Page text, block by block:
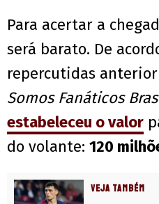
Para acertar a
será barato. De
repercutidas
Somos Fanáticos
estabeleceu o valor
do volante: 120
VEJA TAMBÉM